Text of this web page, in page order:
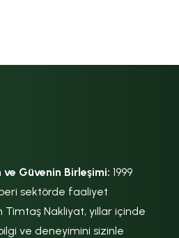
ve Güvenin Birleşimi: 1999
beri sektörde faaliyet
Timtaş Nakliyat, yıllar içinde
ve deneyimini sizinle